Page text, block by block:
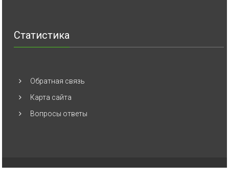
Статистика
Обратная связь
Карта сайта
Вопросы ответы